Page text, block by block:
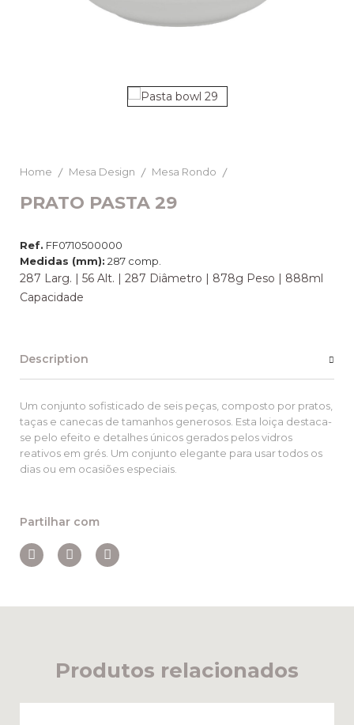
Home Mesa Design Mesa Rondo
PRATO PASTA 29
Ref. FF0710500000
Medidas (mm): 287 comp.
287 Larg. | 56 Alt. | 287 Diâmetro | 878g Peso | 888ml
Capacidade
Description
Um conjunto sofisticado de seis peças, composto por pratos,
taças e canecas de tamanhos generosos. Esta loiça destaca-
se pelo efeito e detalhes únicos gerados pelos vidros
reativos em grés. Um conjunto elegante para usar todos os
dias ou em ocasiões especiais.
Partilhar com
Produtos relacionados